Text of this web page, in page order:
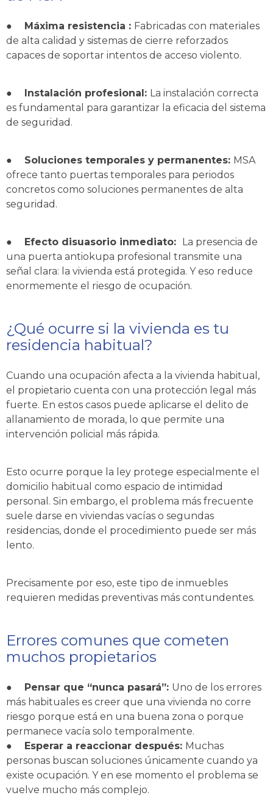
● Máxima resistencia : Fabricadas con materiales
de alta calidad y sistemas de cierre reforzados
capaces de soportar intentos de acceso violento.
● Instalación profesional: La instalación correcta
es fundamental para garantizar la eficacia del sistema
de seguridad.
● Soluciones temporales y permanentes: MSA
ofrece tanto puertas temporales para periodos
concretos como soluciones permanentes de alta
seguridad.
● Efecto disuasorio inmediato: La presencia de
una puerta antiokupa profesional transmite una
señal clara: la vivienda está protegida. Y eso reduce
enormemente el riesgo de ocupación.
¿Qué ocurre si la vivienda es tu
residencia habitual?
Cuando una ocupación afecta a la vivienda habitual,
el propietario cuenta con una protección legal más
fuerte. En estos casos puede aplicarse el delito de
allanamiento de morada, lo que permite una
intervención policial más rápida.
Esto ocurre porque la ley protege especialmente el
domicilio habitual como espacio de intimidad
personal. Sin embargo, el problema más frecuente
suele darse en viviendas vacías o segundas
residencias, donde el procedimiento puede ser más
lento.
Precisamente por eso, este tipo de inmuebles
requieren medidas preventivas más contundentes.
Errores comunes que cometen
muchos propietarios
● Pensar que “nunca pasará”: Uno de los errores
más habituales es creer que una vivienda no corre
riesgo porque está en una buena zona o porque
permanece vacía solo temporalmente.
● Esperar a reaccionar después: Muchas
personas buscan soluciones únicamente cuando ya
existe ocupación. Y en ese momento el problema se
vuelve mucho más complejo.